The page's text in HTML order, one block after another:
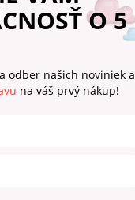
O 5
odber našich noviniek a
na váš prvý nákup!